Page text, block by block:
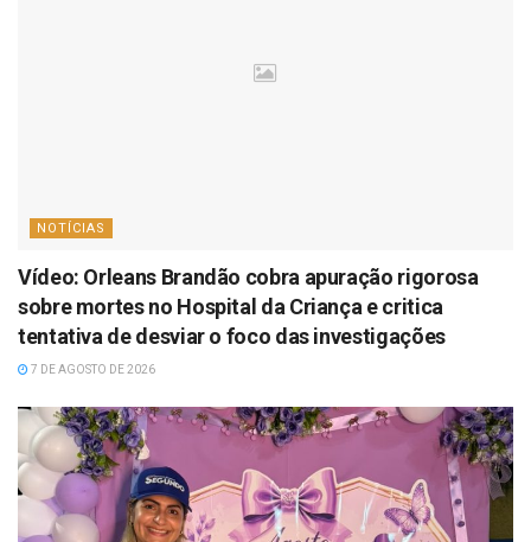
NOTÍCIAS
Vídeo: Orleans Brandão cobra apuração rigorosa
sobre mortes no Hospital da Criança e critica
tentativa de desviar o foco das investigações
7 DE AGOSTO DE 2026